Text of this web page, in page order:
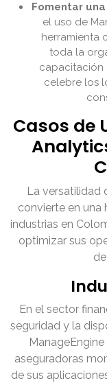
Fomentar
el uso de
herramienta
toda la
capacitación
celebre los
Casos de
La versatilidad
convierte en una
industrias en
optimizar sus
En el sector
seguridad y la
aseguradoras
de sus